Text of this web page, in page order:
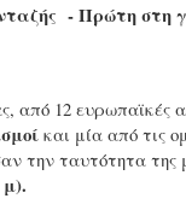
- Πρώτη στη
από 12 ευρωπαϊκές
και μία από τις
την ταυτότητα της
μ).